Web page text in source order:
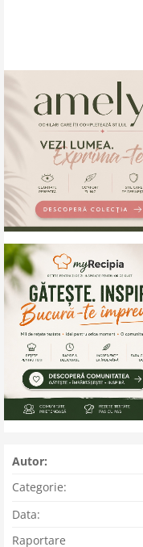
Autor:
Categorie:
Data:
Raportare